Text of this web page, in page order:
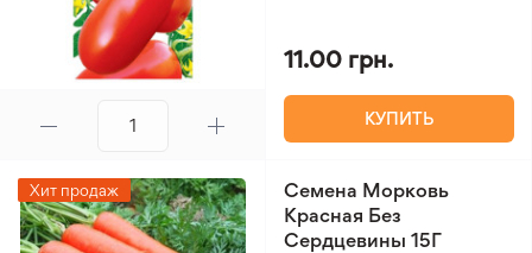
11.00 грн.
КУПИТЬ
Хит продаж
Семена Морковь
Красная Без
Сердцевины 15Г